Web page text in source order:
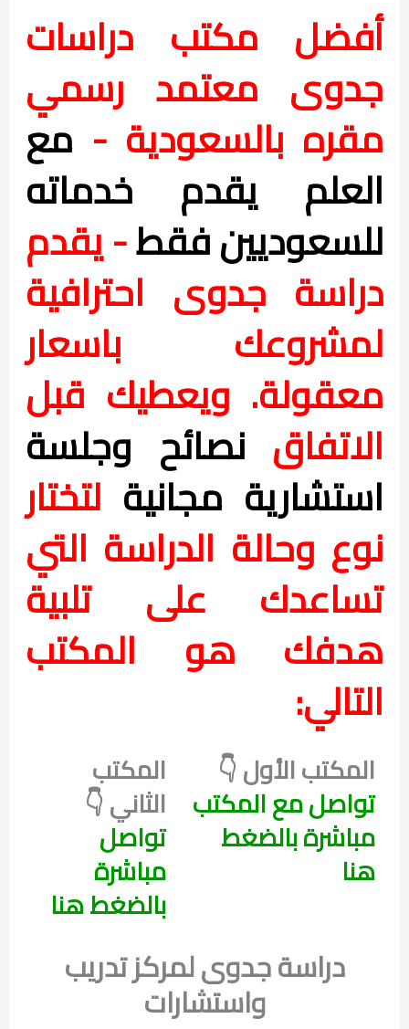
أفضل مكتب دراسات
جدوى معتمد رسمي
مقره بالسعودية -مع
العلم يقدم خدماته
للسعوديين فقط- يقدم
دراسة جدوى احترافية
لمشروعك باسعار
معقولة. ويعطيك قبل
الاتفاق نصائح وجلسة
استشارية مجانية لتختار
نوع وحالة الدراسة التي
تساعدك على تلبية
هدفك هو المكتب
التالي:
المكتب الأول 👇
تواصل مع المكتب
مباشرة بالضغط
هنا
المكتب
الثاني 👇
تواصل
مباشرة
بالضغط هنا
دراسة جدوى لمركز تدريب
واستشارات